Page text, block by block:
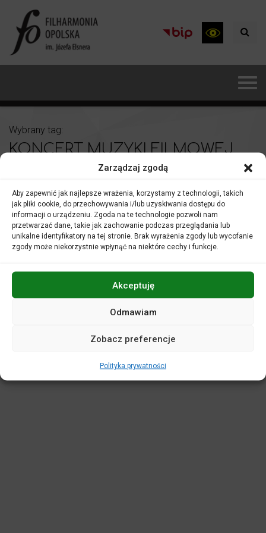
Zarządzaj zgodą
Aby zapewnić jak najlepsze wrażenia, korzystamy z technologii, takich
jak pliki cookie, do przechowywania i/lub uzyskiwania dostępu do
informacji o urządzeniu. Zgoda na te technologie pozwoli nam
przetwarzać dane, takie jak zachowanie podczas przeglądania lub
unikalne identyfikatory na tej stronie. Brak wyrażenia zgody lub wycofanie
zgody może niekorzystnie wpłynąć na niektóre cechy i funkcje.
Akceptuję
Odmawiam
Zobacz preferencje
Polityka prywatności
Wybrany tag:
KONCERT MUZYKI FILMOWEJ
POLITYKA PRYWATNOŚCI
DEKLARACJA DOSTĘPNOŚCI
REGULAMINY
WIRTUALNY SPACER